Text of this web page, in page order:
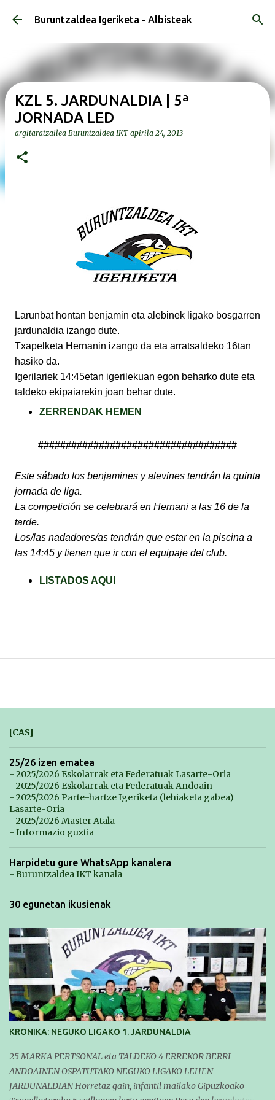
Saltatu eta joan eduki nagusira
Buruntzaldea Igeriketa - Albisteak
KZL 5. JARDUNALDIA | 5ª
JORNADA LED
argitaratzailea Buruntzaldea IKT apirila 24, 2013
Larunbat hontan benjamin eta alebinek ligako bosgarren
jardunaldia izango dute.
Txapelketa Hernanin izango da eta arratsaldeko 16tan
hasiko da.
Igerilariek 14:45etan igerilekuan egon beharko dute eta
taldeko ekipaiarekin joan behar dute.
ZERRENDAK HEMEN
####################################
Este sábado los benjamines y alevines tendrán la quinta
jornada de liga.
La competición se celebrará en Hernani a las 16 de la
tarde.
Los/las nadadores/as tendrán que estar en la piscina a
las 14:45 y tienen que ir con el equipaje del club.
LISTADOS AQUI
[CAS]
25/26 izen ematea
- 2025/2026 Eskolarrak eta Federatuak Lasarte-Oria
- 2025/2026 Eskolarrak eta Federatuak Andoain
- 2025/2026 Parte-hartze Igeriketa (lehiaketa gabea)
Lasarte-Oria
- 2025/2026 Master Atala
- Informazio guztia
Harpidetu gure WhatsApp kanalera
- Buruntzaldea IKT kanala
30 egunetan ikusienak
KRONIKA: NEGUKO LIGAKO 1. JARDUNALDIA
25 MARKA PERTSONAL eta TALDEKO 4 ERREKOR BERRI
ANDOAINEN OSPATUTAKO NEGUKO LIGAKO LEHEN
JARDUNALDIAN Horretaz gain, infantil mailako Gipuzkoako